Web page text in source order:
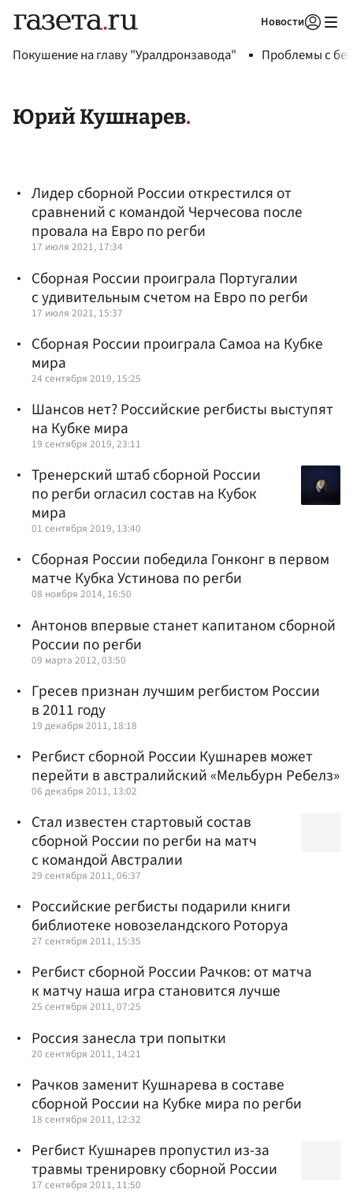
Новости
Покушение на главу "Уралдронзавода" Проблемы с
Юрий Кушнарев
Лидер сборной России открестился от
сравнений с командой Черчесова после
провала на Евро по регби
17 июля 2021, 17:34
Сборная России проиграла Португалии
с удивительным счетом на Евро по регби
17 июля 2021, 15:37
Сборная России проиграла Самоа на Кубке
мира
24 сентября 2019, 15:25
Шансов нет? Российские регбисты выступят
на Кубке мира
19 сентября 2019, 23:11
Тренерский штаб сборной России
по регби огласил состав на Кубок
мира
01 сентября 2019, 13:40
Сборная России победила Гонконг в первом
матче Кубка Устинова по регби
08 ноября 2014, 16:50
Антонов впервые станет капитаном сборной
России по регби
09 марта 2012, 03:50
Гресев признан лучшим регбистом России
в 2011 году
19 декабря 2011, 18:18
Регбист сборной России Кушнарев может
перейти в австралийский «Мельбурн Ребелз»
06 декабря 2011, 13:02
Стал известен стартовый состав
сборной России по регби на матч
с командой Австралии
29 сентября 2011, 06:37
Российские регбисты подарили книги
библиотеке новозеландского Роторуа
27 сентября 2011, 15:35
Регбист сборной России Рачков: от матча
к матчу наша игра становится лучше
25 сентября 2011, 07:25
Россия занесла три попытки
20 сентября 2011, 14:21
Рачков заменит Кушнарева в составе
сборной России на Кубке мира по регби
18 сентября 2011, 12:32
Регбист Кушнарев пропустил из-за
травмы тренировку сборной России
17 сентября 2011, 11:50